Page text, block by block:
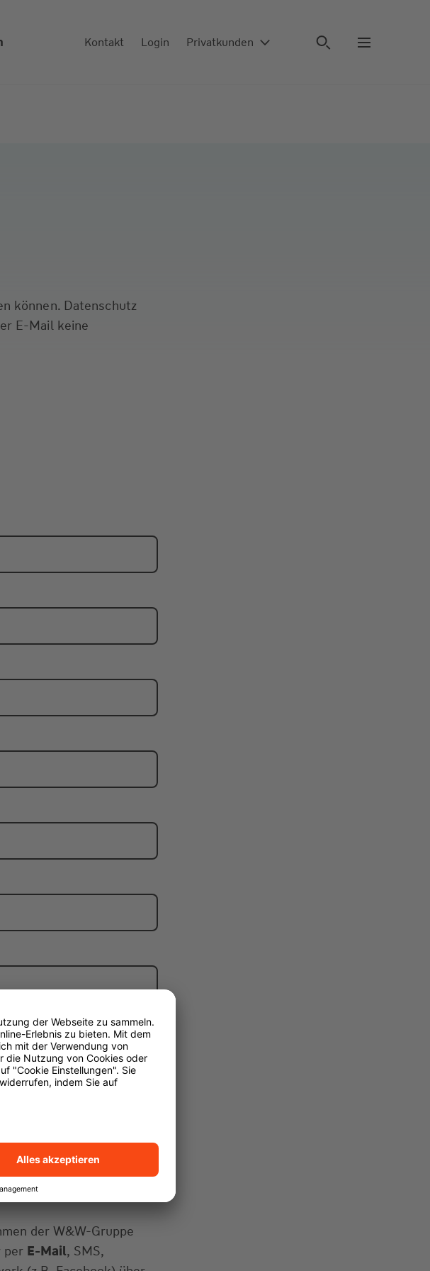
Kontakt Login Privatkunden
können. Datenschutz
E-Mail keine
der W&W-Gruppe
per E-Mail, SMS,